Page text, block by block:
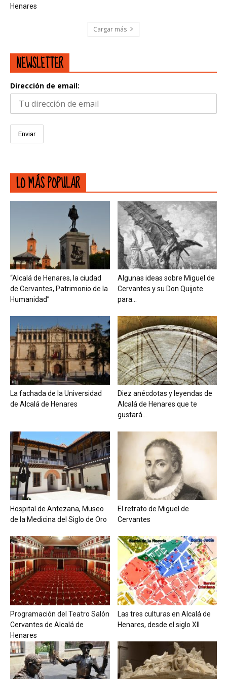
Henares
Cargar más
NEWSLETTER
Dirección de email:
LO MÁS POPULAR
“Alcalá de Henares, la ciudad
de Cervantes, Patrimonio de la
Humanidad”
Algunas ideas sobre Miguel de
Cervantes y su Don Quijote
para...
La fachada de la Universidad
de Alcalá de Henares
Diez anécdotas y leyendas de
Alcalá de Henares que te
gustará...
Hospital de Antezana, Museo
de la Medicina del Siglo de Oro
El retrato de Miguel de
Cervantes
Programación del Teatro Salón
Cervantes de Alcalá de
Henares
Las tres culturas en Alcalá de
Henares, desde el siglo XII